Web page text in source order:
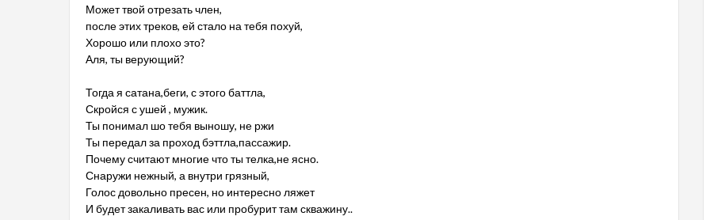
Может твой отрезать член,
после этих треков, ей стало на тебя похуй,
Хорошо или плохо это?
Аля, ты верующий?
Тогда я сатана,беги, с этого баттла,
Скройся с ушей , мужик.
Ты понимал шо тебя выношу, не ржи
Ты передал за проход бэттла,пассажир.
Почему считают многие что ты телка,не ясно.
Снаружи нежный, а внутри грязный,
Голос довольно пресен, но интересно ляжет
И будет закаливать вас или пробурит там скважину..